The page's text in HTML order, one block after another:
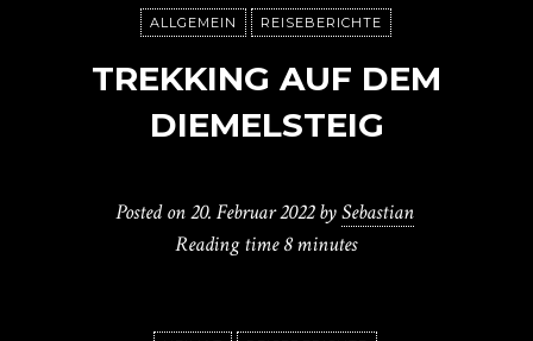
ALLGEMEIN REISEBERICHTE
TREKKING AUF DEM
DIEMELSTEIG
Posted on20. Februar 2022 bySebastian
Reading time8 minutes